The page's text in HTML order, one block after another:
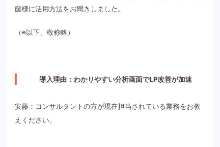
藤様に活用方法をお聞きしました。
（※以下、敬称略）
導入理由：わかりやすい分析画面でLP改善が加速
安藤：コンサルタントの方が現在担当されている業務をお教
えください。